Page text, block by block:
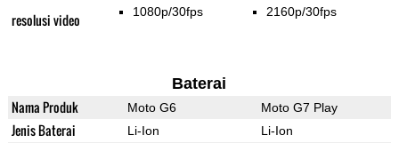
resolusi video 1080p/30fps 2160p/30fps
Baterai
Nama Produk Moto G6 Moto G7 Play
Jenis Baterai Li-Ion Li-Ion